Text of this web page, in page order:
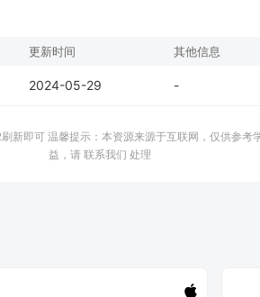
更新时间 其他信息
2024-05-29 -
新即可 温馨提示：本资源来源于互联网，仅供参考
益，请 联系我们 处理